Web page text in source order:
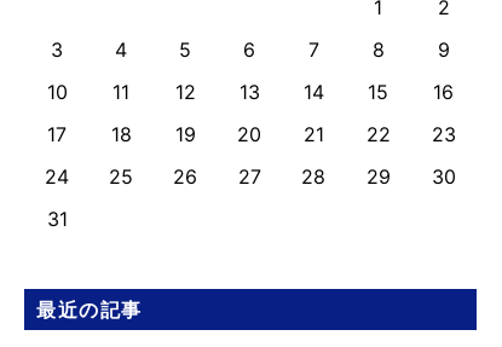
1
2
3
4 5 6 7 8
9
10
11 12 13 14 15
16
17
18 19 20 21 22
23
24
25 26 27 28 29
30
31
最近の記事